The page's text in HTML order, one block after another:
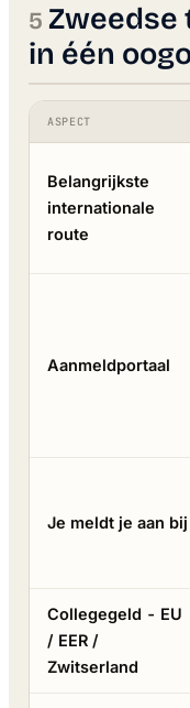
in één
ASPECT
Belangrijkste
internationale
route
Aanmeldportaal
Je meldt je aan bij
Collegegeld - EU
/ EER /
Zwitserland